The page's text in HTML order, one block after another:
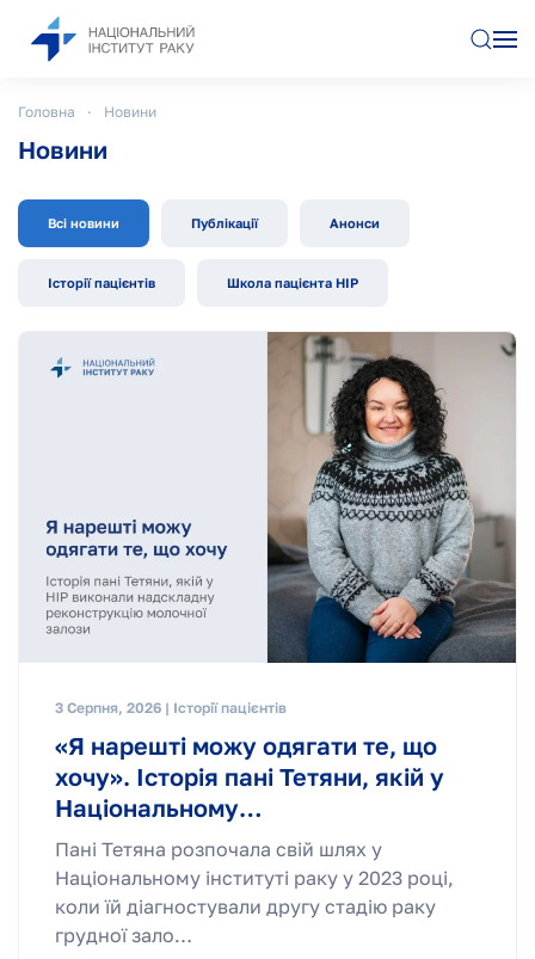
Головна Новини
Новини
Всі новини Публікації Анонси
Історії пацієнтів Школа пацієнта НІР
3 Серпня, 2026 | Історії пацієнтів
«Я нарешті можу одягати те, що
хочу». Історія пані Тетяни, якій у
Національному…
Пані Тетяна розпочала свій шлях у
Національному інституті раку у 2023 році,
коли їй діагностували другу стадію раку
грудної зало…